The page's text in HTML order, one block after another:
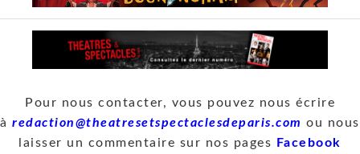
Pour nous contacter, vous pouvez nous écrire
àredaction@theatresetspectaclesdeparis.com ou nous
laisser un commentaire sur nos pages
Facebook